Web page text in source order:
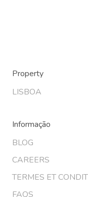
Property
LISBOA
Informação
BLOG
CAREERS
TERMES ET
FAQS